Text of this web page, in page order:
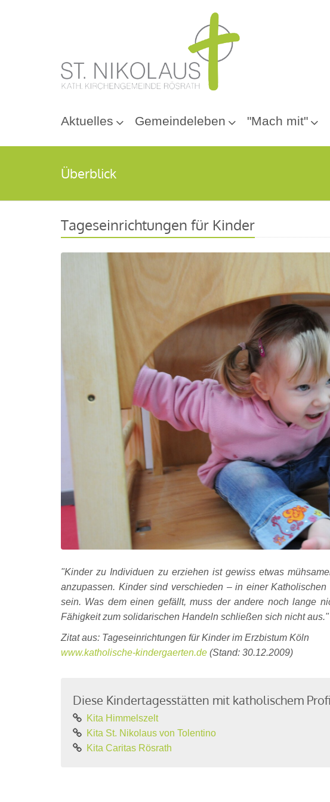
Aktuelles Gemeindeleben "Mach mit"
Überblick
Tageseinrichtungen für Kinder
"Kinder zu Individuen zu erziehen ist gewiss etwas
anzupassen. Kinder sind verschieden – in einer
sein. Was dem einen gefällt, muss der andere noch lange
Fähigkeit zum solidarischen Handeln schließen sich nicht aus."
Zitat aus: Tageseinrichtungen für Kinder im Erzbistum Köln
www.katholische-kindergaerten.de (Stand: 30.12.2009)
Diese Kindertagesstätten mit katholischem
Kita Himmelszelt
Kita St. Nikolaus von Tolentino
Kita Caritas Rösrath